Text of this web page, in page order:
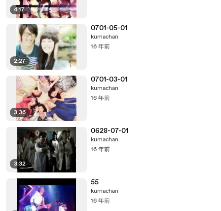
4:17
2:27
0701-05-01
kumachan
16 年前
3:36
0701-03-01
kumachan
16 年前
3:32
0628-07-01
kumachan
16 年前
55
kumachan
16 年前